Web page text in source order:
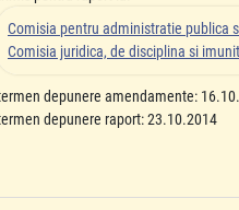
Comisia pentru administratie publica
Comisia juridica, de disciplina si
depunere amendamente:
depunere raport: 23.10.2014